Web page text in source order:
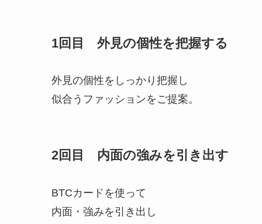
1回目 外見の個性を把握する
外見の個性をしっかり把握し
似合うファッションをご提案。
2回目 内面の強みを引き出す
BTCカードを使って
内面・強みを引き出し